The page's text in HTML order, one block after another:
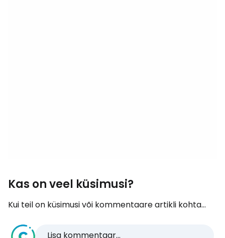
Kas on veel küsimusi?
Kui teil on küsimusi või kommentaare artikli kohta...
Lisa kommentaar...